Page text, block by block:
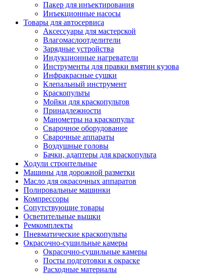
Пакер для инъектирования
Инъекционные насосы
Товары для автосервиса
Аксессуары для мастерской
Влагомаслоотделители
Зарядные устройства
Индукционные нагреватели
Инструменты для правки вмятин кузова
Инфракрасные сушки
Клепальный инструмент
Краскопульты
Мойки для краскопультов
Принадлежности
Манометры на краскопульт
Сварочное оборудование
Сварочные аппараты
Воздушные головы
Бачки, адаптеры для краскопульта
Ходули строительные
Машины для дорожной разметки
Масло для окрасочных аппаратов
Полировальные машинки
Компрессоры
Сопутствующие товары
Осветительные вышки
Ремкомплекты
Пневматические краскопульты
Окрасочно-сушильные камеры
Окрасочно-сушильные камеры
Посты подготовки к окраске
Расходные материалы